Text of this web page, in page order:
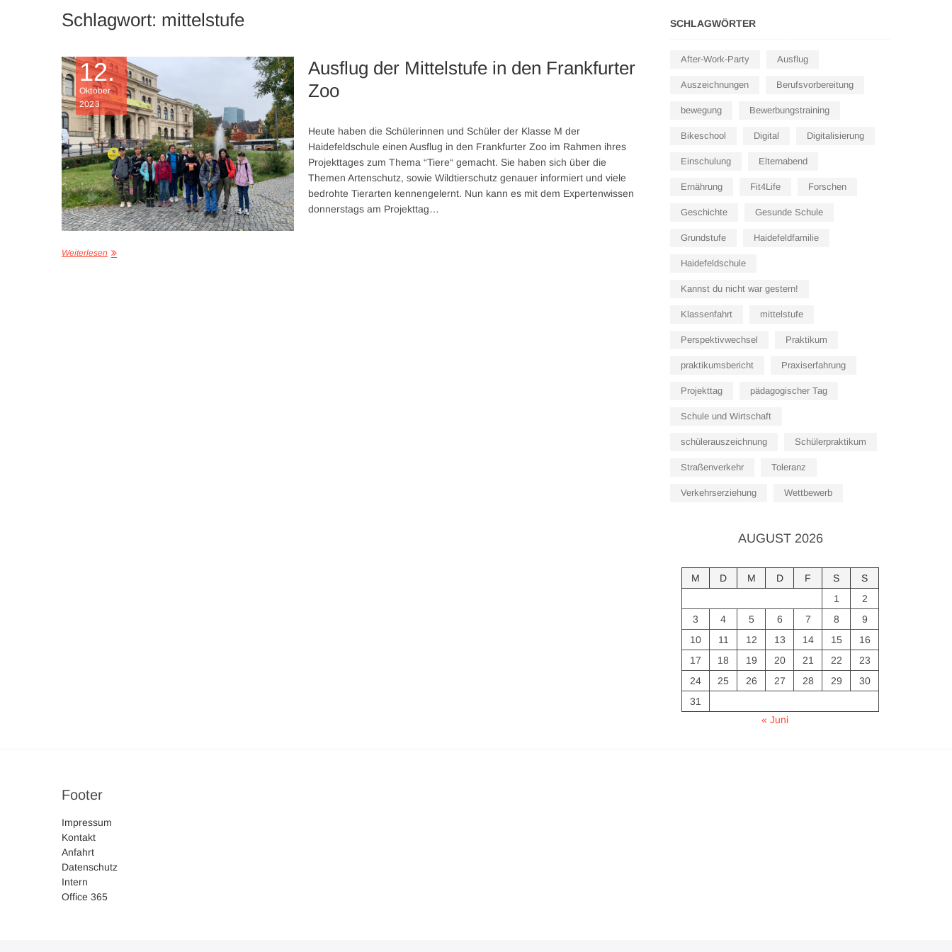
Schlagwort: mittelstufe
12.
Oktober
2023
Ausflug der Mittelstufe in den Frankfurter
Zoo
Heute haben die Schülerinnen und Schüler der Klasse M der
Haidefeldschule einen Ausflug in den Frankfurter Zoo im Rahmen ihres
Projekttages zum Thema “Tiere“ gemacht. Sie haben sich über die
Themen Artenschutz, sowie Wildtierschutz genauer informiert und viele
bedrohte Tierarten kennengelernt. Nun kann es mit dem Expertenwissen
donnerstags am Projekttag…
Weiterlesen
SCHLAGWÖRTER
After-Work-Party Ausflug
Auszeichnungen Berufsvorbereitung
bewegung Bewerbungstraining
Bikeschool Digital Digitalisierung
Einschulung Elternabend
Ernährung Fit4Life Forschen
Geschichte Gesunde Schule
Grundstufe Haidefeldfamilie
Haidefeldschule
Kannst du nicht war gestern!
Klassenfahrt mittelstufe
Perspektivwechsel Praktikum
praktikumsbericht Praxiserfahrung
Projekttag pädagogischer Tag
Schule und Wirtschaft
schülerauszeichnung Schülerpraktikum
Straßenverkehr Toleranz
Verkehrserziehung Wettbewerb
AUGUST 2026
M D M D F S
S
1
2
3
4 5 6 7 8
9
10
11 12 13 14 15
16
17
18 19 20 21 22
23
24
25 26 27 28 29
30
31
« Juni
Footer
Impressum
Kontakt
Anfahrt
Datenschutz
Intern
Office 365